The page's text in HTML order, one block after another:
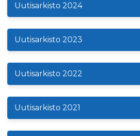
Uutisarkisto 2024
Uutisarkisto 2023
Uutisarkisto 2022
Uutisarkisto 2021